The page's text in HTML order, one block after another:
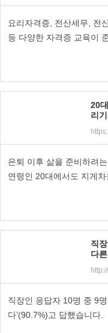
요리자격증, 전산세무, 전
등 다양한 자격증 교육이
20
리
은퇴 이후 삶을 준비하려
연령인 20대에서도 지게
직
다
직장인 응답자 10명 중 9
다’(90.7%)고 답했습니다.